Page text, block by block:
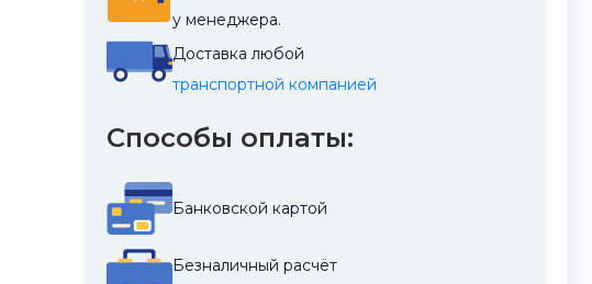
у менеджера.
Доставка любой
транспортной компанией
Способы оплаты:
Банковской картой
Безналичный расчёт